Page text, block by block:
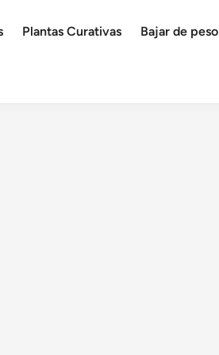
Plantas Curativas Bajar de peso